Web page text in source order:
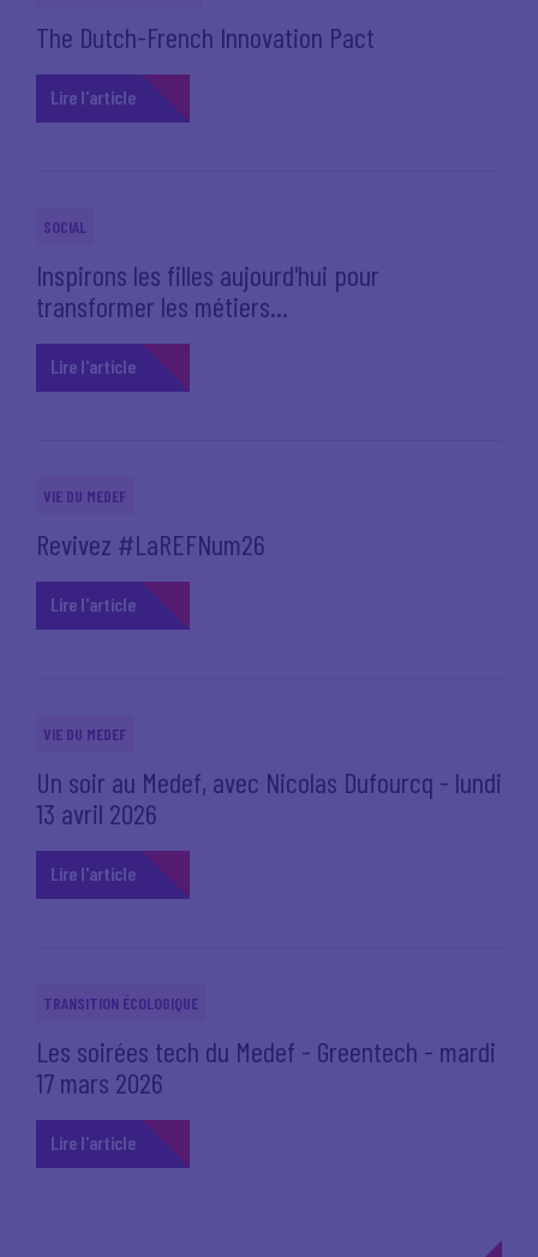
The Dutch-French Innovation Pact
Lire l'article
SOCIAL
Inspirons les filles aujourd'hui pour
transformer les métiers...
Lire l'article
VIE DU MEDEF
Revivez #LaREFNum26
Lire l'article
VIE DU MEDEF
Un soir au Medef, avec Nicolas Dufourcq - lundi
13 avril 2026
Lire l'article
TRANSITION ÉCOLOGIQUE
Les soirées tech du Medef - Greentech - mardi
17 mars 2026
Lire l'article